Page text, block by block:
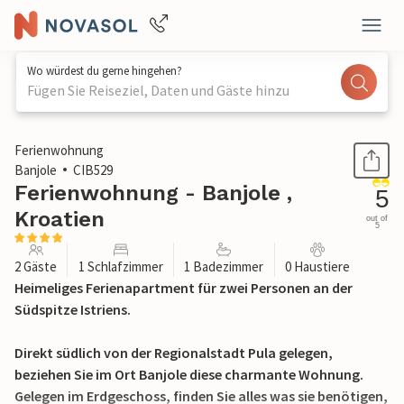
Wo würdest du gerne hingehen?
Fügen Sie Reiseziel, Daten und Gäste hinzu
1 / 28
Ferienwohnung
Banjole
CIB529
Ferienwohnung - Banjole ,
Kroatien
5
out of
5
2 Gäste 1 Schlafzimmer 1 Badezimmer 0 Haustiere
Heimeliges Ferienapartment für zwei Personen an der
Südspitze Istriens.
Direkt südlich von der Regionalstadt Pula gelegen,
beziehen Sie im Ort Banjole diese charmante Wohnung.
Gelegen im Erdgeschoss, finden Sie alles was sie benötigen,